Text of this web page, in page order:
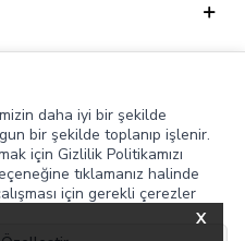
X
daha iyi bir şekilde
bir şekilde toplanıp işlenir.
için Gizlilik Politikamızı
tıklamanız halinde
için gerekli çerezler